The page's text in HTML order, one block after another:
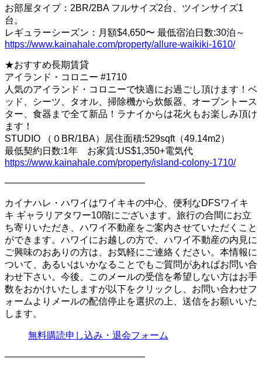
お部屋タイプ：2BR/2BA フルサイズ2台、ツインサイズ1
台。
レギュラーシーズン：月額$4,650〜 最低宿泊日数:30泊～
https://www.kainahale.com/property/allure-waikiki-1610/
★おすすめ長期賃貸
アイランド・コロニー #1710
人気のアイランド・コロニーで快適にお過ごし頂けます！ベ
ッド、シーツ、タオル、掃除機から炊飯器、オーブントース
ター、食器まで全て新品！ラナイからは花火もお楽しみ頂け
ます！
STUDIO （０BR/1BA）居住面積:529sqft（49.14m2）
最低契約日数:1年 お家賃:US$1,350+電気代
https://www.kainahale.com/property/island-colony-1710/
———————————————
カイナハレ・ハワイはワイキキの中心、便利なDFSワイキ
キ ギャラリアタワー10階にございます。旅行の合間にお立
ち寄りいただき、ハワイ不動産をご案内させていただくこと
ができます。ハワイにお越しの方で、ハワイ不動産の内見に
ご興味のおありの方は、お気軽にご連絡ください。本情報に
ついて、あるいはいかなることでもご質問があればお問い合
わせ下さい。今後、このメールの受信を希望しない方はお手
数をおかけいたしますが以下をクリックし、お問い合わせフ
ォームよりメールの配信停止を選択の上、送信をお願いいた
します。
無料購読申し込み・退会フォーム
———————————————